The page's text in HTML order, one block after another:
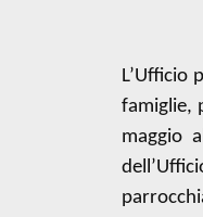
L’Ufficio
famiglie,
maggio